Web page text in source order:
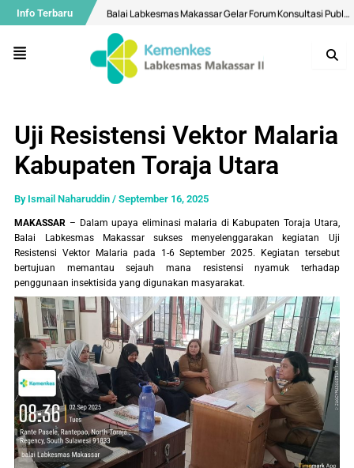
Info Terbaru
Menu
Uji Resistensi Vektor Malaria
Kabupaten Toraja Utara
By Ismail Naharuddin/September 16, 2025
MAKASSAR – Dalam upaya eliminasi malaria di Kabupaten Toraja Utara,
Balai Labkesmas Makassar sukses menyelenggarakan kegiatan Uji
Resistensi Vektor Malaria pada 1-6 September 2025. Kegiatan tersebut
bertujuan memantau sejauh mana resistensi nyamuk terhadap
penggunaan insektisida yang digunakan masyarakat.